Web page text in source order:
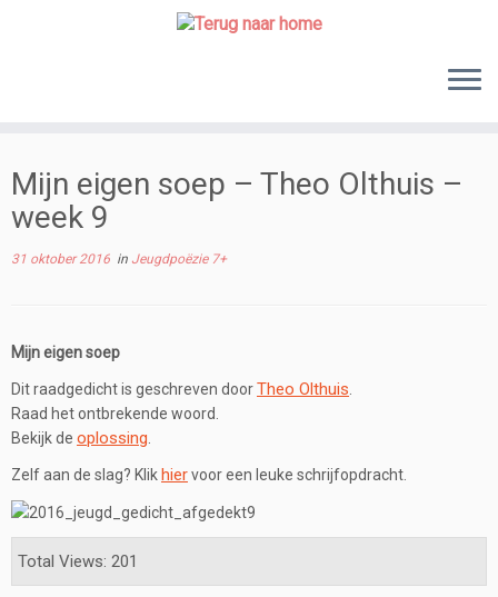
Mijn eigen soep – Theo Olthuis –
week 9
31 oktober 2016 in Jeugdpoëzie 7+
Mijn eigen soep
Dit raadgedicht is geschreven doorTheo Olthuis
Raad het ontbrekende woord.
Bekijk de oplossing
Zelf aan de slag? Klikhiervoor een leuke schrijfopdracht.
Total Views: 201